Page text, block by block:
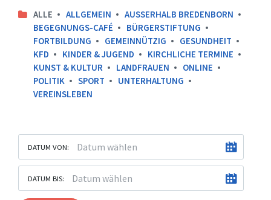
ALLE ALLGEMEIN
AUSSERHALB BREDENBORN
BEGEGNUNGS-CAFÉ
BÜRGERSTIFTUNG
FORTBILDUNG
GEMEINNÜTZIG
GESUNDHEIT
KFD
KINDER & JUGEND
KIRCHLICHE TERMINE
KUNST & KULTUR
LANDFRAUEN
ONLINE
POLITIK
SPORT
UNTERHALTUNG
VEREINSLEBEN
DATUM VON:
DATUM BIS: